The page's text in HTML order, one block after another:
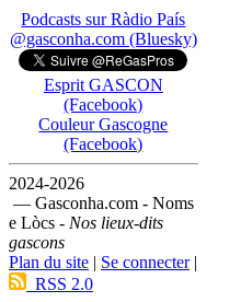
Podcasts sur Ràdio País
@gasconha.com (Bluesky)
Esprit GASCON
(Facebook)
Couleur Gascogne
(Facebook)
2024-2026
— Gasconha.com - Noms
e Lòcs - Nos lieux-dits
gascons
Plan du site | Se connecter|
RSS 2.0